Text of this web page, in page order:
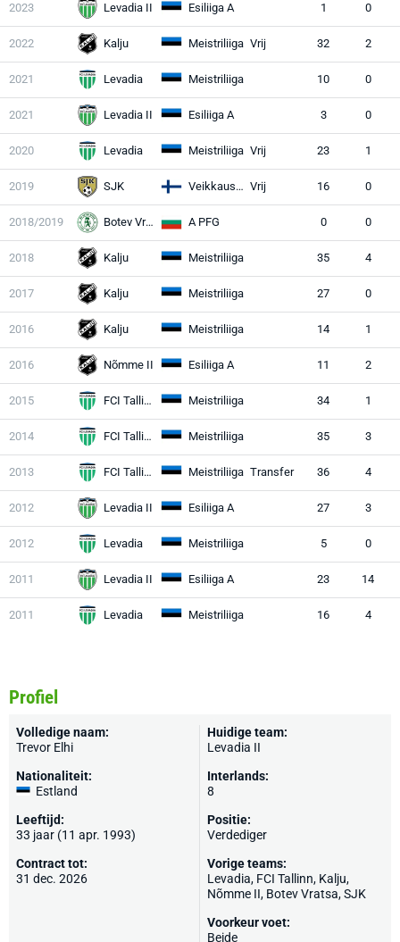
2023 Levadia II Esiliiga A 1 0
2022 Kalju Meistriliiga Vrij 32 2
2021 Levadia Meistriliiga 10 0
2021 Levadia II Esiliiga A 3 0
2020 Levadia Meistriliiga Vrij 23 1
2019 SJK Veikkausliiga Vrij 16 0
2018/2019 Botev Vratsa A PFG 0 0
2018 Kalju Meistriliiga 35 4
2017 Kalju Meistriliiga 27 0
2016 Kalju Meistriliiga 14 1
2016 Nõmme II Esiliiga A 11 2
2015 FCI Tallinn Meistriliiga 34 1
2014 FCI Tallinn Meistriliiga 35 3
2013 FCI Tallinn Meistriliiga Transfer 36 4
2012 Levadia II Esiliiga A 27 3
2012 Levadia Meistriliiga 5 0
2011 Levadia II Esiliiga A 23 14
2011 Levadia Meistriliiga 16 4
Profiel
Volledige naam:
Trevor Elhi
Nationaliteit:
Estland
Leeftijd:
33 jaar (11 apr. 1993)
Contract tot:
31 dec. 2026
Huidige team:
Levadia II
Interlands:
8
Positie:
Verdediger
Vorige teams:
Levadia, FCI Tallinn, Kalju,
Nõmme II, Botev Vratsa,SJK
Voorkeur voet:
Beide